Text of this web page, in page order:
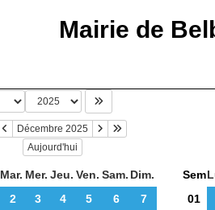
Mairie de
Décembre 2025
Aujourd'hui
Mar. Mer. Jeu. Ven. Sam. Dim.
2 3 4 5 6
7
Sem
01